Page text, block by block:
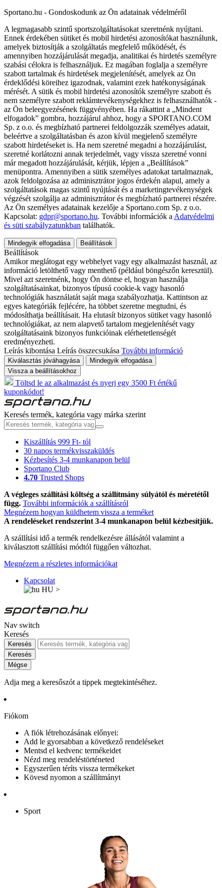
Sportano.hu - Gondoskodunk az Ön adatainak védelméről
A legmagasabb szintű sportszolgáltatásokat szeretnénk nyújtani.
Ennek érdekében sütiket és mobil hirdetési azonosítókat használunk,
amelyek biztosítják a szolgáltatás megfelelő működését, és
amennyiben hozzájárulását megadja, analitikai és hirdetés személyre
szabási célokra is felhasználjuk. Ez magában foglalja a személyre
szabott tartalmak és hirdetések megjelenítését, amelyek az Ön
érdeklődési köreihez igazodnak, valamint ezek hatékonyságának
mérését. A sütik és mobil hirdetési azonosítók személyre szabott és
nem személyre szabott reklámtevékenységekhez is felhasználhatók -
az Ön beleegyezésének függvényében. Ha rákattint a „Mindent
elfogadok” gombra, hozzájárul ahhoz, hogy a SPORTANO.COM
Sp. z o.o. és megbízható partnerei feldolgozzák személyes adatait,
beleértve a szolgáltatásban és azon kívül megjelenő személyre
szabott hirdetéseket is. Ha nem szeretné megadni a hozzájárulást,
szeretné korlátozni annak terjedelmét, vagy vissza szeretné vonni
már megadott hozzájárulását, kérjük, lépjen a „Beállítások”
menüpontra. Amennyiben a sütik személyes adatokat tartalmaznak,
azok feldolgozása az adminisztrátor jogos érdekén alapul, amely a
szolgáltatások magas szintű nyújtását és a marketingtevékenységek
végzését szolgálja az adminisztrátor és megbízható partnerei részére.
Az Ön személyes adatainak kezelője a Sportano.com Sp. z o.o.
Kapcsolat: gdpr@sportano.hu. További információk a Adatvédelmi
és süti szabályzatunkban találhatók.
Mindegyik elfogadása Beállítások
Beállítások
Amikor meglátogat egy webhelyet vagy egy alkalmazást használ, az
információ letölthető vagy menthető (például böngészőn keresztül).
Mivel azt szeretnénk, hogy Ön döntse el, hogyan használja
szolgáltatásainkat, bizonyos típusú cookie-k vagy hasonló
technológiák használatát saját maga szabályozhatja. Kattintson az
egyes kategóriák fejlécére, ha többet szeretne megtudni, és
módosíthatja beállításait. Ha elutasít bizonyos sütiket vagy hasonló
technológiákat, az nem alapvető tartalom megjelenítését vagy
szolgáltatásaink bizonyos funkcióinak elérhetetlenségét
eredményezheti.
Leírás kibontása Leírás összecsukása További információ
Kiválasztás jóváhagyása
Mindegyik elfogadása
Vissza a beállításokhoz
Töltsd le az alkalmazást és nyerj egy 3500 Ft értékű
kuponkódot!
Keresés termék, kategória vagy márka szerint
Kiszállítás 999 Ft- tól
30 napos termékvisszaküldés
Kézbesítés 3-4 munkanapon belül
Sportano Club
4.70 Trusted Shops
A végleges szállítási költség a szállítmány súlyától és méretétől
függ. További információk a szállításról
Megnézem hogyan küldhetem vissza a terméket
A rendeléseket rendszerint 3-4 munkanapon belül kézbesítjük.
A szállítási idő a termék rendelkezésre állásától valamint a
kiválasztott szállítási módtól függően változhat.
Megnézem a részletes információkat
Kapcsolat
HU >
Nav switch
Keresés
Keresés
Keresés
Mégse
Adja meg a keresőszót a tippek megtekintéséhez.
Fiókom
A fiók létrehozásának előnyei:
Add le gyorsabban a következő rendeléseket
Mentsd el kedvenc termékeidet
Nézd meg rendeléstörténeted
Egyszerűen téríts vissza termékeket
Kövesd nyomon a szállítmányt
Sport